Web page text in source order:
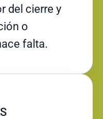
del cierre y
o
falta.